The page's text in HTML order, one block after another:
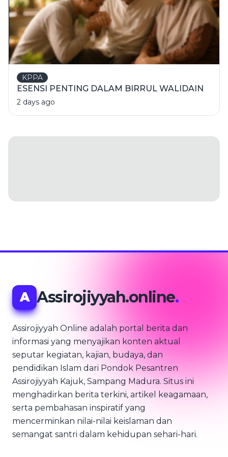
KPPA
ESENSI PENTING DALAM BIRRUL WALIDAIN
2 days ago
A Assirojiyyah.online.
Assirojiyyah Online adalah portal berita dan
informasi yang menyajikan konten aktual
seputar kegiatan, kajian, budaya, dan
pendidikan Islam dari Pondok Pesantren
Assirojiyyah Kajuk, Sampang Madura. Situs ini
menghadirkan berita terkini, artikel keagamaan,
serta pembahasan inspiratif yang
mencerminkan nilai-nilai keislaman dan
semangat santri dalam kehidupan sehari-hari.